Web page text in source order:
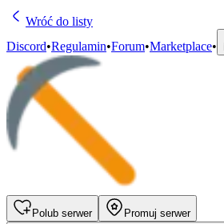
Wróć do listy
Discord•Regulamin•Forum•Marketplace•
Polub serwer Promuj serwer